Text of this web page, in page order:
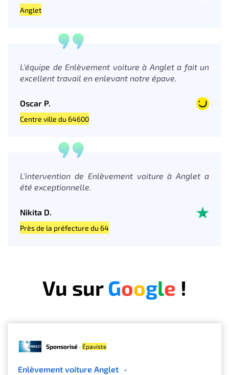
Anglet
L'équipe de Enlèvement voiture à Anglet a fait un
excellent travail en enlevant notre épave.
Oscar P.
Centre ville du 64600
L'intervention de Enlèvement voiture à Anglet a
été exceptionnelle.
Nikita D.
Près de la préfecture du 64
Vu surGoogle !
Sponsorisé · Épaviste
Enlèvement voiture Anglet -